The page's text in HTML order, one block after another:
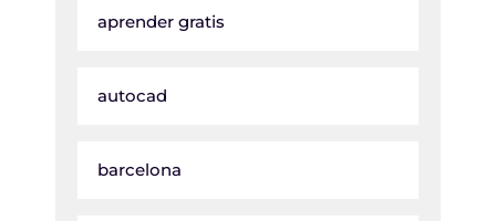
aprender gratis
autocad
barcelona